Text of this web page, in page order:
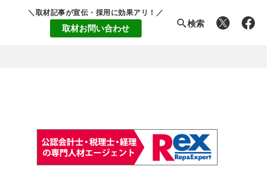
＼取材記事が宣伝・採用に効果アリ！／
取材お問い合わせ 検索